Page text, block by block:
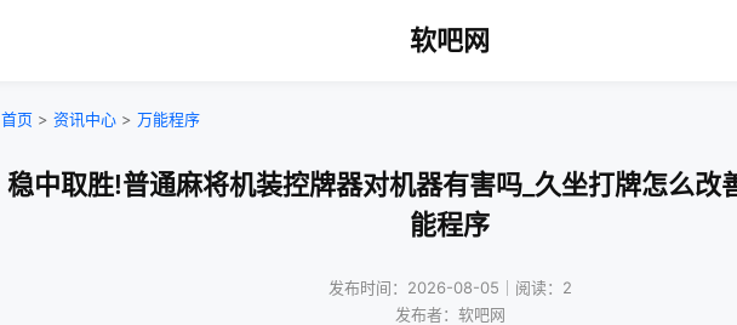
软吧网
首页 > 资讯中心 > 万能程序
稳中取胜!普通麻将机装控牌器对机器有害吗_久坐打牌怎么改
能程序
发布时间：2026-08-05｜阅读：2
发布者：软吧网